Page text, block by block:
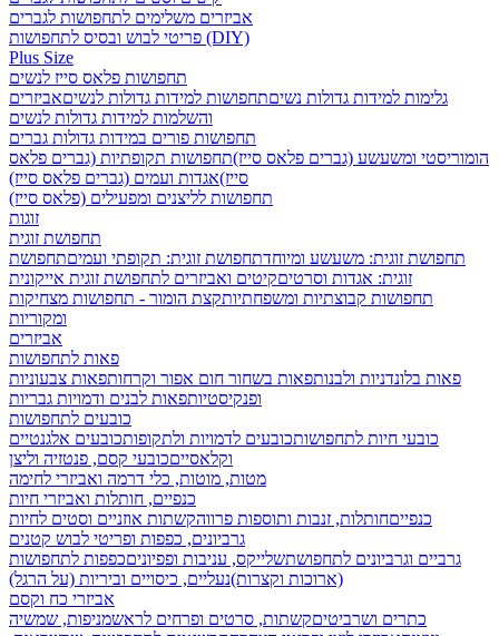
אביזרים משלימים לתחפושות לגברים
פריטי לבוש ובסיס לתחפושות (DIY)
Plus Size
תחפושות פלאס סייז לנשים
גלימות למידות גדולות נשיםתחפושות למידות גדולות לנשיםאביזרים
והשלמות למידות גדולות לנשים
תחפושות פורים במידות גדולות גברים
הומוריסטי ומשעשע (גברים פלאס סייז)תחפושות תקופתיות (גברים פלאס
סייז)אגדות ועמים (גברים פלאס סייז)
תחפושות לליצנים ומפעילים (פלאס סייז)
זוגות
תחפושת זוגית
תחפושת זוגית: משעשע ומיוחדתחפושת זוגית: תקופתי ועמיםתחפושת
זוגית: אגדות וסרטיםקיטים ואביזרים לתחפושת זוגית אייקונית
תחפושות קבוצתיות ומשפחתיותקצת הומור - תחפושות מצחיקות
ומקוריות
אביזרים
פאות לתחפושות
פאות בלונדניות ולבנותפאות בשחור חום אפור וקרחותפאות צבעוניות
ופנקיסטיותפאות לבנים ודמויות גבריות
כובעים לתחפושות
כובעי חיות לתחפושותכובעים לדמויות ולתקופותכובעים אלגנטיים
וקלאסייםכובעי קסם, פנטזיה וליצן
מטות, מוטות, כלי דרמה ואביזרי לחימה
כנפיים, חותלות ואביזרי חיות
כנפייםחותלות, זנבות ותוספות פרווהקשתות אוזניים וסטים לחיות
גרביונים, כפפות ופריטי לבוש קטנים
גרביים וגרביונים לתחפושתשלייקס, עניבות ופפיוניםכפפות לתחפושות
(ארוכות וקצרות)נעליים, כיסויים וביריות (על הרגל)
אביזרי כח וקסם
כתרים ושרביטיםקשתות, סרטים ופרחים לראשמניפות, שמשיה